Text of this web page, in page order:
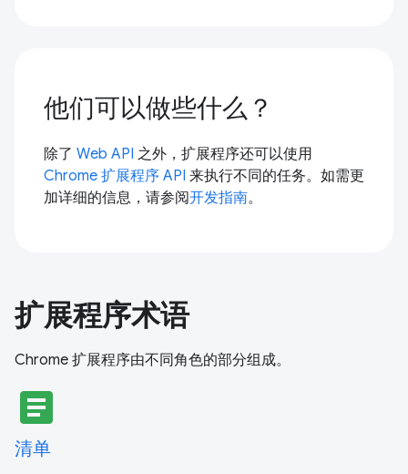
他们可以做些什么？
除了 Web API 之外，扩展程序还可以使用
Chrome 扩展程序 API 来执行不同的任务。如需更
加详细的信息，请参阅开发指南。
扩展程序术语
Chrome 扩展程序由不同角色的部分组成。
article
清单